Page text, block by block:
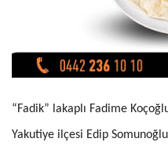
“Fadik” lakaplı Fadime
Yakutiye ilçesi Edip